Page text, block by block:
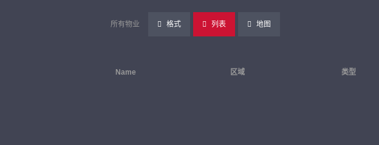
所有物业 格式 列表 地图
Name 区域 类型